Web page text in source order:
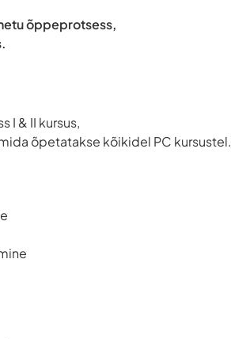
õppeprotsess,
I & II kursus,
õpetatakse kõikidel PC kursustel.